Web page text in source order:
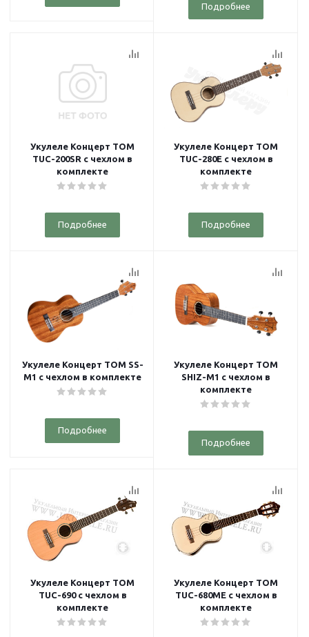
Подробнее
Укулеле Концерт TOM
TUC-200SR с чехлом в
комплекте
Подробнее
Укулеле Концерт TOM
TUC-280E с чехлом в
комплекте
Подробнее
Укулеле Концерт TOM SS-
M1 с чехлом в комплекте
Подробнее
Укулеле Концерт TOM
SHIZ-M1 с чехлом в
комплекте
Подробнее
Укулеле Концерт TOM
TUC-690 с чехлом в
комплекте
Укулеле Концерт TOM
TUC-680ME с чехлом в
комплекте